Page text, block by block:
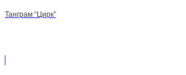
Танграм “Цирк”